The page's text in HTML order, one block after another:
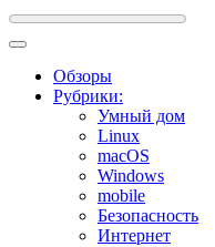
Обзоры
Рубрики:
Умный дом
Linux
macOS
Windows
mobile
Безопасность
Интернет